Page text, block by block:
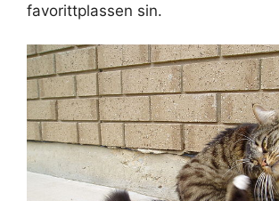
favorittplassen sin.